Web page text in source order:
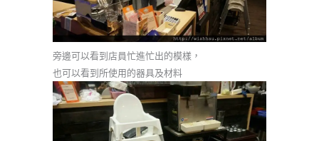
旁邊可以看到店員忙進忙出的模樣，
也可以看到所使用的器具及材料